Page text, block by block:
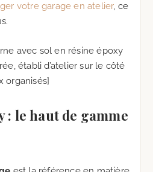
votre garage en atelier, ce
avec sol en résine époxy
établi d’atelier sur le côté
organisés]
: le haut de gamme